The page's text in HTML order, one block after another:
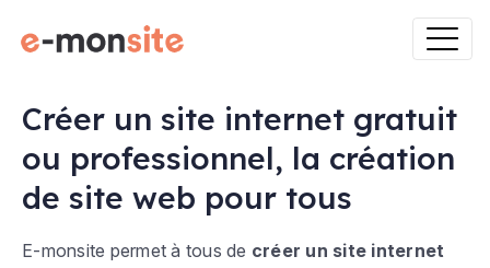
Créer un site internet gratuit
ou professionnel, la création
de site web pour tous
E-monsite permet à tous de créer un site internet